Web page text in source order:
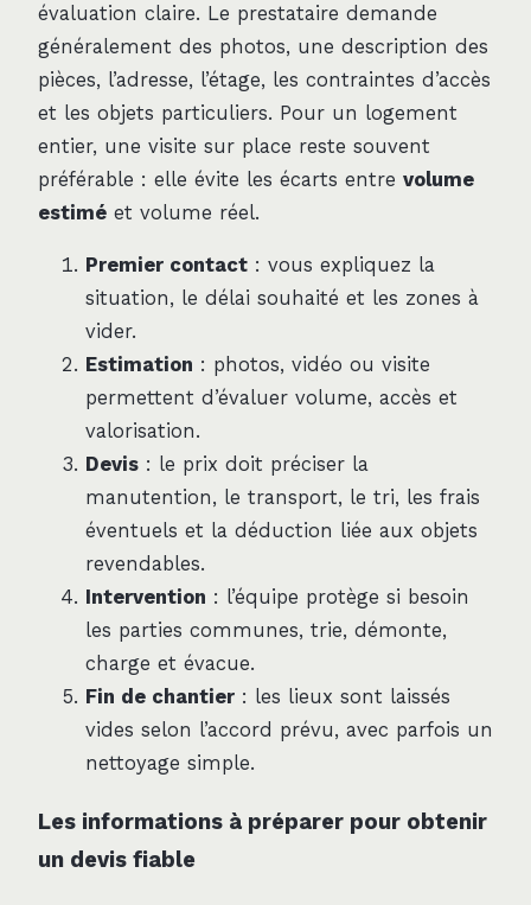
évaluation claire. Le prestataire demande
généralement des photos, une description des
pièces, l’adresse, l’étage, les contraintes d’accès
et les objets particuliers. Pour un logement
entier, une visite sur place reste souvent
préférable : elle évite les écarts entre volume
estimé et volume réel.
Premier contact : vous expliquez la
situation, le délai souhaité et les zones à
vider.
Estimation : photos, vidéo ou visite
permettent d’évaluer volume, accès et
valorisation.
Devis : le prix doit préciser la
manutention, le transport, le tri, les frais
éventuels et la déduction liée aux objets
revendables.
Intervention : l’équipe protège si besoin
les parties communes, trie, démonte,
charge et évacue.
Fin de chantier : les lieux sont laissés
vides selon l’accord prévu, avec parfois un
nettoyage simple.
Les informations à préparer pour obtenir
un devis fiable